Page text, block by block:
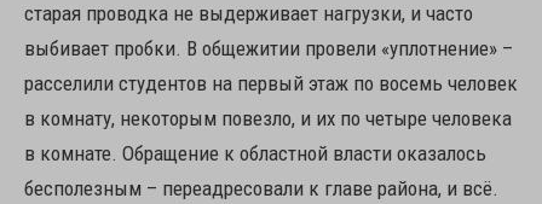
старая проводка не выдерживает нагрузки, и часто
выбивает пробки. В общежитии провели «уплотнение» –
расселили студентов на первый этаж по восемь человек
в комнату, некоторым повезло, и их по четыре человека
в комнате. Обращение к областной власти оказалось
бесполезным – переадресовали к главе района, и всё.